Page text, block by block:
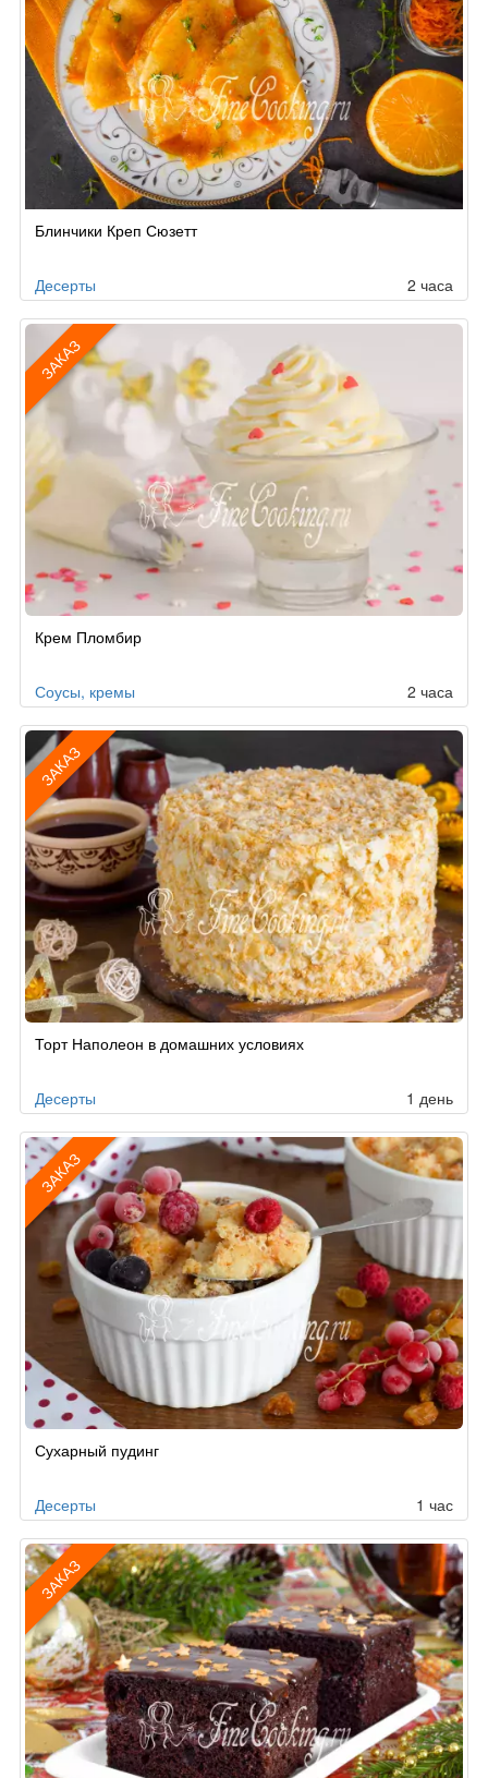
Блинчики Креп Сюзетт
Десерты 2 часа
ЗАКАЗ
поКрем Пломбир
Соусы, кремы 2 часа
ЗАКАЗ
по
Торт Наполеон в домашних условиях
Десерты 1 день
ЗАКАЗ
по
Сухарный пудинг
Десерты 1 час
ЗАКАЗ